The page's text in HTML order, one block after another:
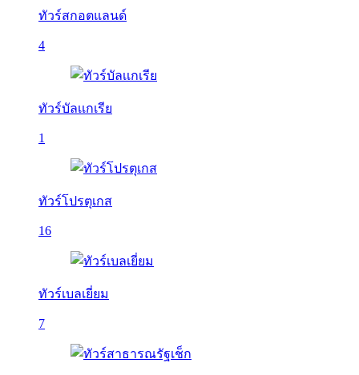
ทัวร์สกอตแลนด์
4
ทัวร์บัลเเกเรีย
1
ทัวร์โปรตุเกส
16
ทัวร์เบลเยี่ยม
7